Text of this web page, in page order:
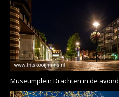
Museumplein Drachten in de avond